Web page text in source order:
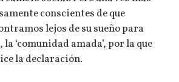
conscientes de que
lejos de su sueño para
‘comunidad amada’, por la que
la declaración.